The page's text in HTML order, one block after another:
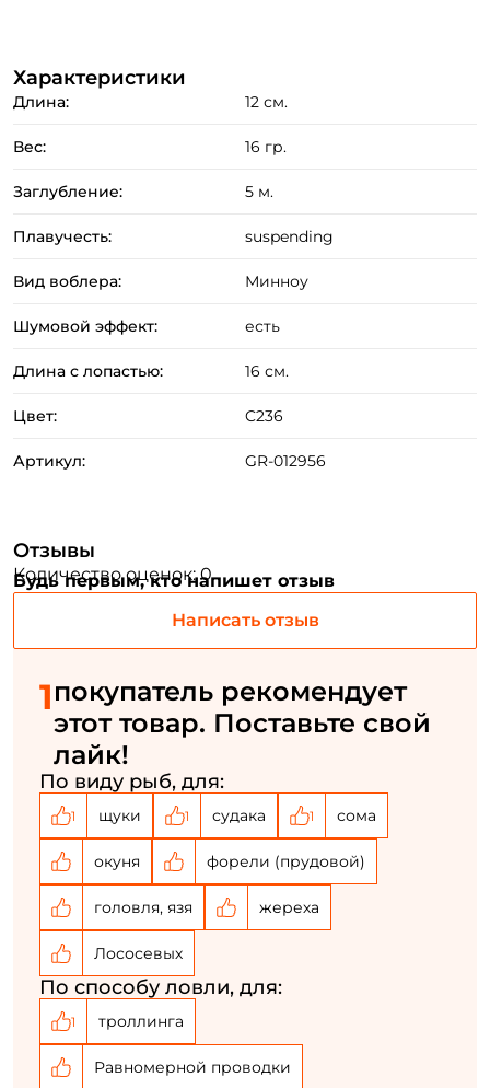
Характеристики
Длина: 12 см.
Вес: 16 гр.
Заглубление: 5 м.
Плавучесть: suspending
Вид воблера: Минноу
Шумовой эффект: есть
Длина с лопастью: 16 см.
Цвет: C236
Артикул: GR-012956
Отзывы
Количество оценок: 0
Будь первым, кто напишет отзыв
Написать отзыв
1покупатель рекомендует
этот товар. Поставьте свой
лайк!
По виду рыб, для:
1 щуки 1 судака 1 сома
окуня форели (прудовой)
головля, язя жереха
Лососевых
По способу ловли, для:
1 троллинга
Равномерной проводки
Создать аккаунт
Email: *
Номер телефона: *
Придумайте пароль: *
Повторите пароль: *
Заполняя данную форму вы соглашаетесь на обработку
персональных данных
Создать аккаунт
У меня уже есть аккаунт